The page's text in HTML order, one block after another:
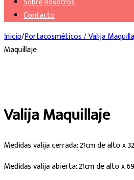
Contacto
Inicio/Portacosméticos / Valija
Maquillaje
Valija Maquillaje
Medidas valija cerrada: 21cm de alto x
Medidas valija abierta: 21cm de alto x